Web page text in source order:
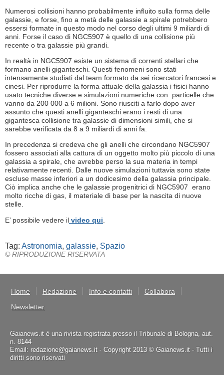
Numerosi collisioni hanno probabilmente influito sulla forma delle
galassie, e forse, fino a metà delle galassie a spirale potrebbero
essersi formate in questo modo nel corso degli ultimi 9 miliardi di
anni. Forse il caso di NGC5907 è quello di una collisione più
recente o tra galassie più grandi.
In realtà in NGC5907 esiste un sistema di correnti stellari che
formano anelli giganteschi. Questi fenomeni sono stati
intensamente studiati dal team formato da sei ricercatori francesi e
cinesi. Per riprodurre la forma attuale della galassia i fisici hanno
usato tecniche diverse e simulazioni numeriche con particelle che
vanno da 200 000 a 6 milioni. Sono riusciti a farlo dopo aver
assunto che questi anelli giganteschi erano i resti di una
gigantesca collisione tra galassie di dimensioni simili, che si
sarebbe verificata da 8 a 9 miliardi di anni fa.
In precedenza si credeva che gli anelli che circondano NGC5907
fossero associati alla cattura di un oggetto molto più piccolo di una
galassia a spirale, che avrebbe perso la sua materia in tempi
relativamente recenti. Dalle nuove simulazioni tuttavia sono state
escluse masse inferiori a un dodicesimo della galassia principale.
Ciò implica anche che le galassie progenitrici di NGC5907 erano
molto ricche di gas, il materiale di base per la nascita di nuove
stelle.
E’ possibile vedere il video qui
Tag: Astronomia, galassie, Spazio
© RIPRODUZIONE RISERVATA
Home Redazione Info e contatti
Collabora
Newsletter
Gaianews.it è una rivista registrata presso il Tribunale di Bologna, aut.
n. 8144
Email: redazione@gaianews.it - Copyright 2013 © Gaianews.it - Tutti i
diritti sono riservati